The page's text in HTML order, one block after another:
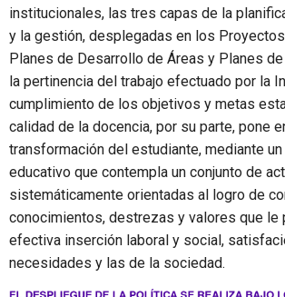
institucionales, las tres capas de la
y la gestión, desplegadas en los
Planes de Desarrollo de Áreas y Planes
la pertinencia del trabajo efectuado por la
cumplimiento de los objetivos y metas
calidad de la docencia, por su parte, pone
transformación del estudiante, mediante
educativo que contempla un conjunto de
sistemáticamente orientadas al logro de
conocimientos, destrezas y valores que le
efectiva inserción laboral y social,
necesidades y las de la sociedad.